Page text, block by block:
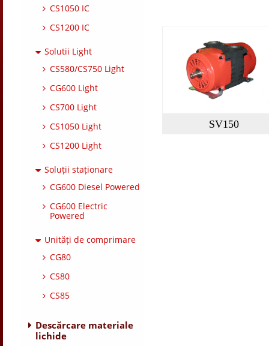
CS1050 IC
CS1200 IC
Solutii Light
CS580/CS750 Light
CG600 Light
CS700 Light
CS1050 Light
CS1200 Light
Soluții staționare
CG600 Diesel Powered
CG600 Electric
Powered
Unități de comprimare
CG80
CS80
CS85
Descărcare materiale
lichide
SV150